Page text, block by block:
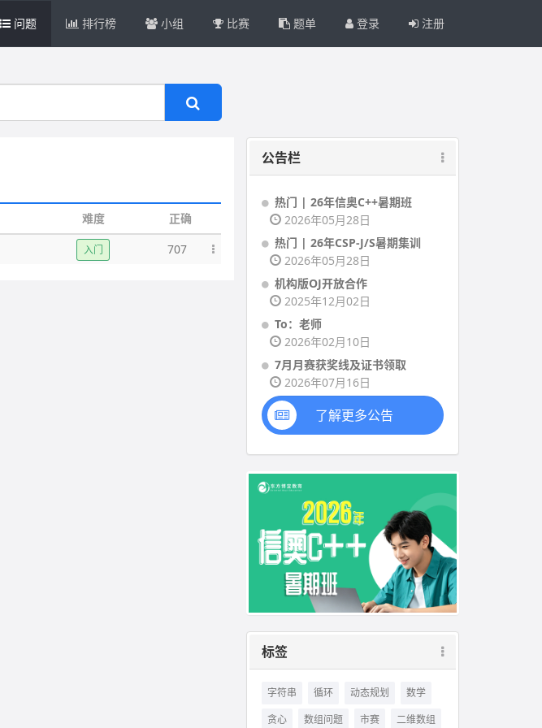
问题 排行榜 小组 比赛 题单 登录 注册
难度
正确
入门 707
公告栏
热门 | 26年信奥C++暑期班
2026年05月28日
热门 | 26年CSP-J/S暑期集训
2026年05月28日
机构版OJ开放合作
2025年12月02日
To：老师
2026年02月10日
7月月赛获奖线及证书领取
2026年07月16日
了解更多公告
标签
字符串 循环 动态规划
数学
贪心
数组问题 市赛 二维数组